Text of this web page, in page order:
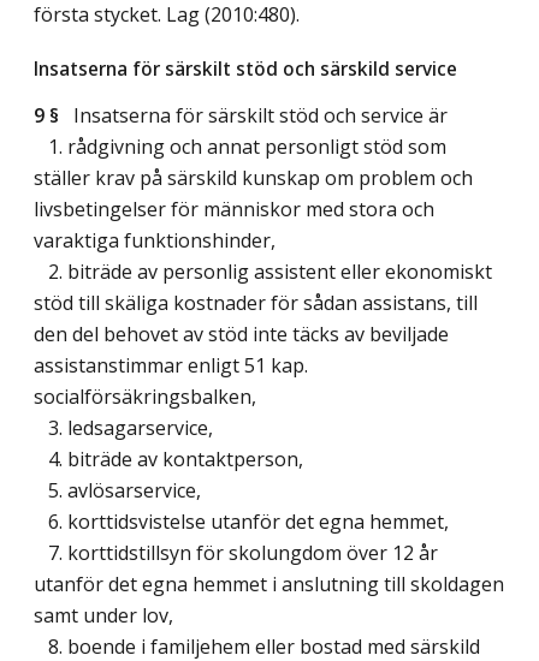
första stycket. Lag (2010:480).
Insatserna för särskilt stöd och särskild service
9 § Insatserna för särskilt stöd och service är
1. rådgivning och annat personligt stöd som
ställer krav på särskild kunskap om problem och
livsbetingelser för människor med stora och
varaktiga funktionshinder,
2. biträde av personlig assistent eller ekonomiskt
stöd till skäliga kostnader för sådan assistans, till
den del behovet av stöd inte täcks av beviljade
assistanstimmar enligt 51 kap.
socialförsäkringsbalken,
3. ledsagarservice,
4. biträde av kontaktperson,
5. avlösarservice,
6. korttidsvistelse utanför det egna hemmet,
7. korttidstillsyn för skolungdom över 12 år
utanför det egna hemmet i anslutning till skoldagen
samt under lov,
8. boende i familjehem eller bostad med särskild